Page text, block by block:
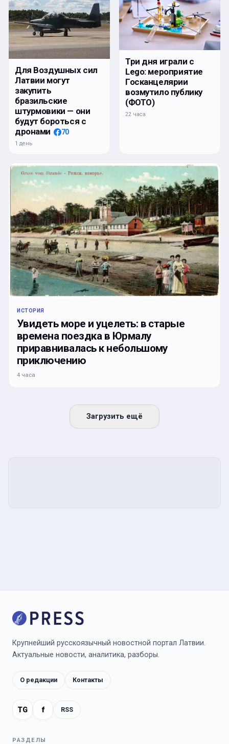
Для Воздушных сил
Латвии могут
закупить
бразильские
штурмовики — они
будут бороться с
дронами
70
1 день
Три дня играли с
Lego: мероприятие
Госканцелярии
возмутило публику
(ФОТО)
22 часа
ИСТОРИЯ
Увидеть море и уцелеть: в старые
времена поездка в Юрмалу
приравнивалась к небольшому
приключению
4 часа
Загрузить ещё
Крупнейший русскоязычный новостной портал Латвии.
Актуальные новости, аналитика, разборы.
О редакции Контакты
TG f RSS
РАЗДЕЛЫ